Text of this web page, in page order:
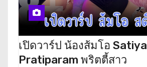
เปิดวาร์ป น้องส้มโอ Satiya
Pratiparam พริตตี้สาว